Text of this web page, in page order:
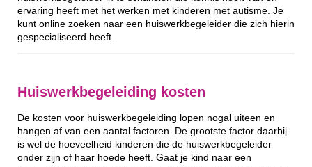
ervaring heeft met het werken met kinderen met autisme. Je
kunt online zoeken naar een huiswerkbegeleider die zich hierin
gespecialiseerd heeft.
Huiswerkbegeleiding kosten
De kosten voor huiswerkbegeleiding lopen nogal uiteen en
hangen af van een aantal factoren. De grootste factor daarbij
is wel de hoeveelheid kinderen die de huiswerkbegeleider
onder zijn of haar hoede heeft. Gaat je kind naar een